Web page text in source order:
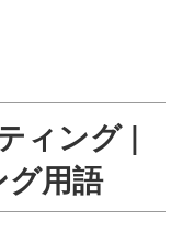
ィング |
用語